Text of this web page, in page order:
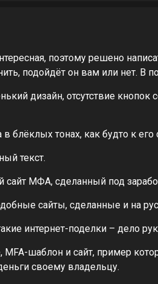
поэтому решено
подойдёт он вам или нет. В
дизайн, отсутствие
блёклых тонах, как будто к
текст.
МФА, сделанный под
сайты, сделанные и на
интернет-поделки – дело
шаблон и сайт, пример
своему владельцу.